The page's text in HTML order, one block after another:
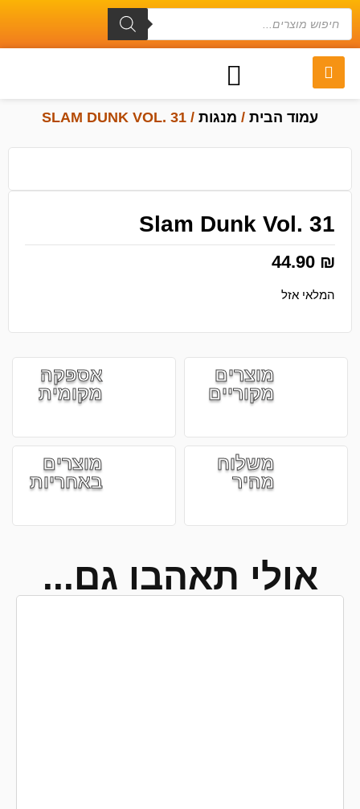
עמוד הבית / מנגות / SLAM DUNK VOL. 31
Slam Dunk Vol. 31
44.90 ₪
המלאי אזל
מוצרים
מקוריים
אספקה
מקומית
משלוח
מהיר
מוצרים
באחריות
אולי תאהבו גם...